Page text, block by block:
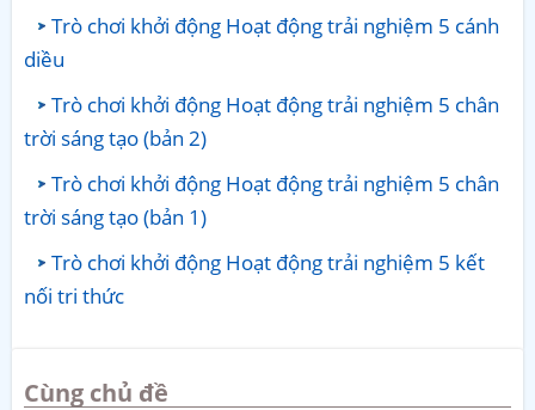
Trò chơi khởi động Hoạt động trải nghiệm 5 cánh
diều
Trò chơi khởi động Hoạt động trải nghiệm 5 chân
trời sáng tạo (bản 2)
Trò chơi khởi động Hoạt động trải nghiệm 5 chân
trời sáng tạo (bản 1)
Trò chơi khởi động Hoạt động trải nghiệm 5 kết
nối tri thức
Cùng chủ đề